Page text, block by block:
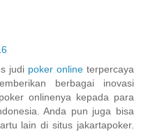
judi poker onlineterpercaya
berbagai inovasi
onlinenya kepada para
Anda pun juga bisa
lain di situs jakartapoker.